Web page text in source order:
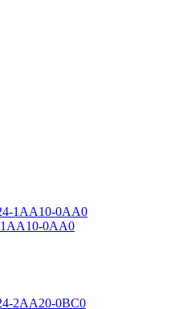
1AA10-0AA0